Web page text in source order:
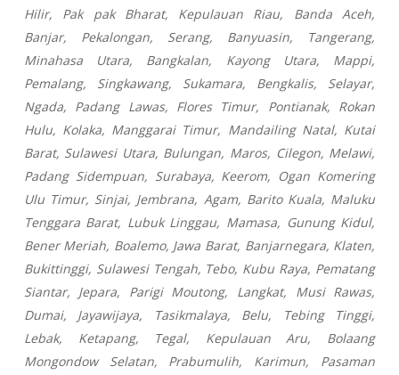
Hilir, Pak pak Bharat, Kepulauan Riau, Banda Aceh,
Banjar, Pekalongan, Serang, Banyuasin, Tangerang,
Minahasa Utara, Bangkalan, Kayong Utara, Mappi,
Pemalang, Singkawang, Sukamara, Bengkalis, Selayar,
Ngada, Padang Lawas, Flores Timur, Pontianak, Rokan
Hulu, Kolaka, Manggarai Timur, Mandailing Natal, Kutai
Barat, Sulawesi Utara, Bulungan, Maros, Cilegon, Melawi,
Padang Sidempuan, Surabaya, Keerom, Ogan Komering
Ulu Timur, Sinjai, Jembrana, Agam, Barito Kuala, Maluku
Tenggara Barat, Lubuk Linggau, Mamasa, Gunung Kidul,
Bener Meriah, Boalemo, Jawa Barat, Banjarnegara, Klaten,
Bukittinggi, Sulawesi Tengah, Tebo, Kubu Raya, Pematang
Siantar, Jepara, Parigi Moutong, Langkat, Musi Rawas,
Dumai, Jayawijaya, Tasikmalaya, Belu, Tebing Tinggi,
Lebak, Ketapang, Tegal, Kepulauan Aru, Bolaang
Mongondow Selatan, Prabumulih, Karimun, Pasaman